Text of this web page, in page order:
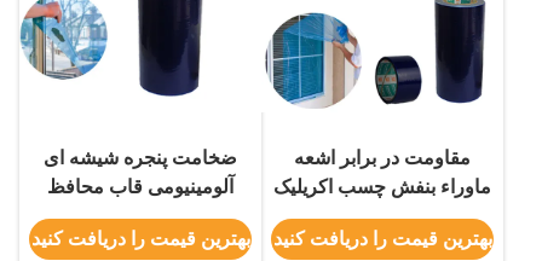
مقاومت در برابر اشعه
ماوراء بنفش چسب اکریلیک
چسب آکریلیک تا 60 روز
بهترین قیمت را دریافت کنید
ضخامت پنجره شیشه ای
آلومینیومی قاب محافظ
شیشه ای PE Material
50um ضخامت
بهترین قیمت را دریافت کنید